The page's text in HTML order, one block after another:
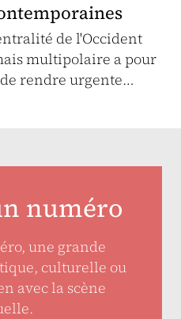
de l'Occident
multipolaire a pour
rendre urgente…
numéro
une grande
culturelle ou
avec la scène